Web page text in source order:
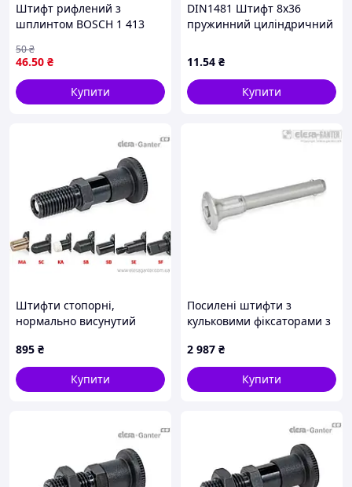
Штифт рифлений з
шплинтом BOSCH 1 413
46.50 ₴
50₴
Купити
DIN1481 Штифт 8х36
пружинний циліндричний
покриття
11.54 ₴
Купити
Штифти стопорні,
нормально висунутий
наконечники GN 81700-8-
12-C-KA-ST
895 ₴
Купити
Посилені штифти з
кульковими фіксаторами з
113.10-5-30
2 987 ₴
Купити